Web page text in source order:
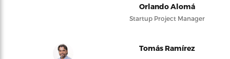
Orlando Alomá
Startup Project Manager
Tomás Ramírez